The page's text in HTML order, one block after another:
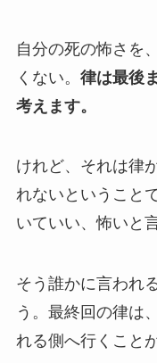
自分の死の怖さを
くない。 律は最後
考えます。
けれど、それは律
れないということ
いていい、怖いと
そう誰かに言われ
う。最終回の律は
れる側へ行くこと